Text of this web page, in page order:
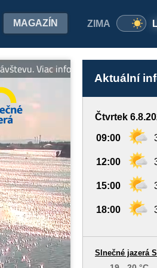
ZIMA
MAGAZÍN
Viac informácií:
Aktuální
Čtvrtek
09:00
12:00
15:00
18:00
Slnečné jazerá